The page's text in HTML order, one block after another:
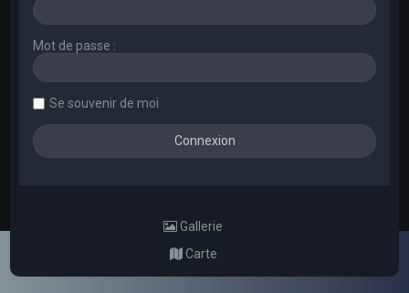
Mot de passe :
Se souvenir de moi
Gallerie
Carte